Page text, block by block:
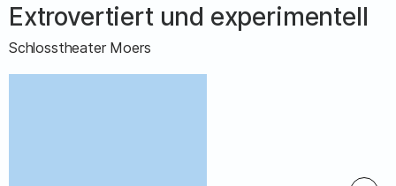
–
Extrovertiert und experimentell
Schlosstheater Moers